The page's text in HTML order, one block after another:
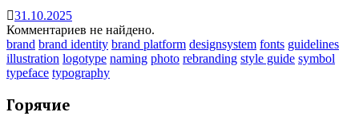
31.10.2025
Комментариев не найдено.
brand brand identity brand platform designsystem fonts guidelines
illustration logotype naming photo rebranding style guide symbol
typeface typography
Горячие